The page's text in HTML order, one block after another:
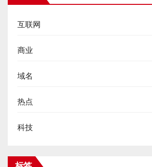
互联网
商业
域名
热点
科技